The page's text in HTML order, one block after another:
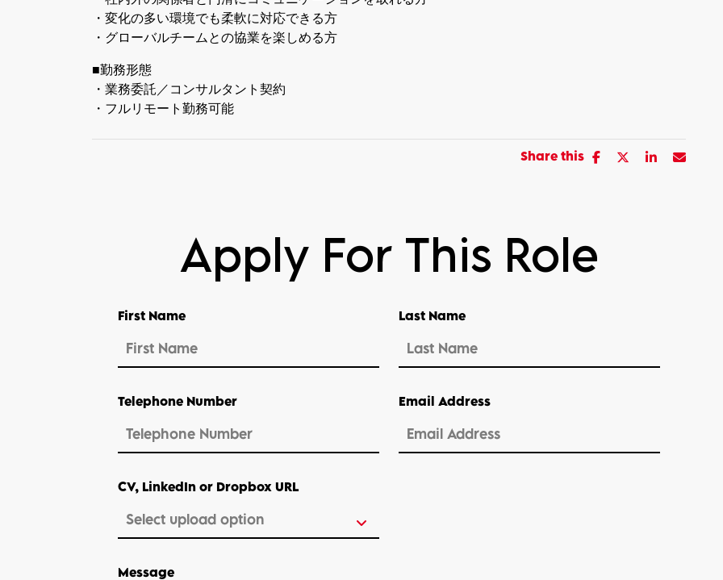
・変化の多い環境でも柔軟に対応できる方
・グローバルチームとの協業を楽しめる方
■勤務形態
・業務委託／コンサルタント契約
・フルリモート勤務可能
Share this
Apply For This Role
First Name Last Name
Telephone Number Email Address
CV, LinkedIn or Dropbox URL
Message